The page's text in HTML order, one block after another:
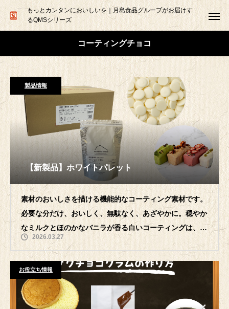
もっとカンタンにおいしいを｜月島食品グループがお届けす
るQMSシリーズ
コーティングチョコ
製品情報
【新製品】ホワイトパレット
素材のおいしさを描ける機能的なコーティング素材です。
必要な分だけ、おいしく、無駄なく、あざやかに。穏やか
なミルクとほのかなバニラが香る白いコーティングは、合
わせる素材の味と色を引き
2026.03.27
お役立ち情報